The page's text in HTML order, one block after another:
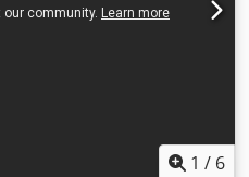
1 / 6